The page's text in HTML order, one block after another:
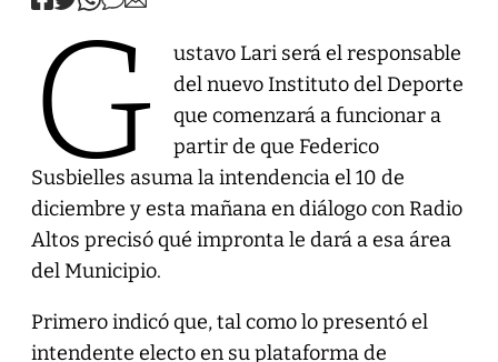
G
ustavo Lari será el responsable
del nuevo Instituto del Deporte
que comenzará a funcionar a
partir de que Federico
Susbielles asuma la intendencia el 10 de
diciembre y esta mañana en diálogo con Radio
Altos precisó qué impronta le dará a esa área
del Municipio.
Primero indicó que, tal como lo presentó el
intendente electo en su plataforma de